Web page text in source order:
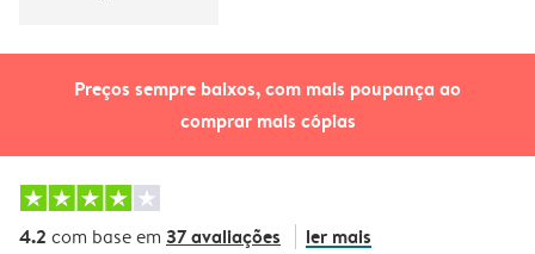
Preços sempre baixos, com mais poupança ao
comprar mais cópias
4.2 com base em 37 avaliações ler mais